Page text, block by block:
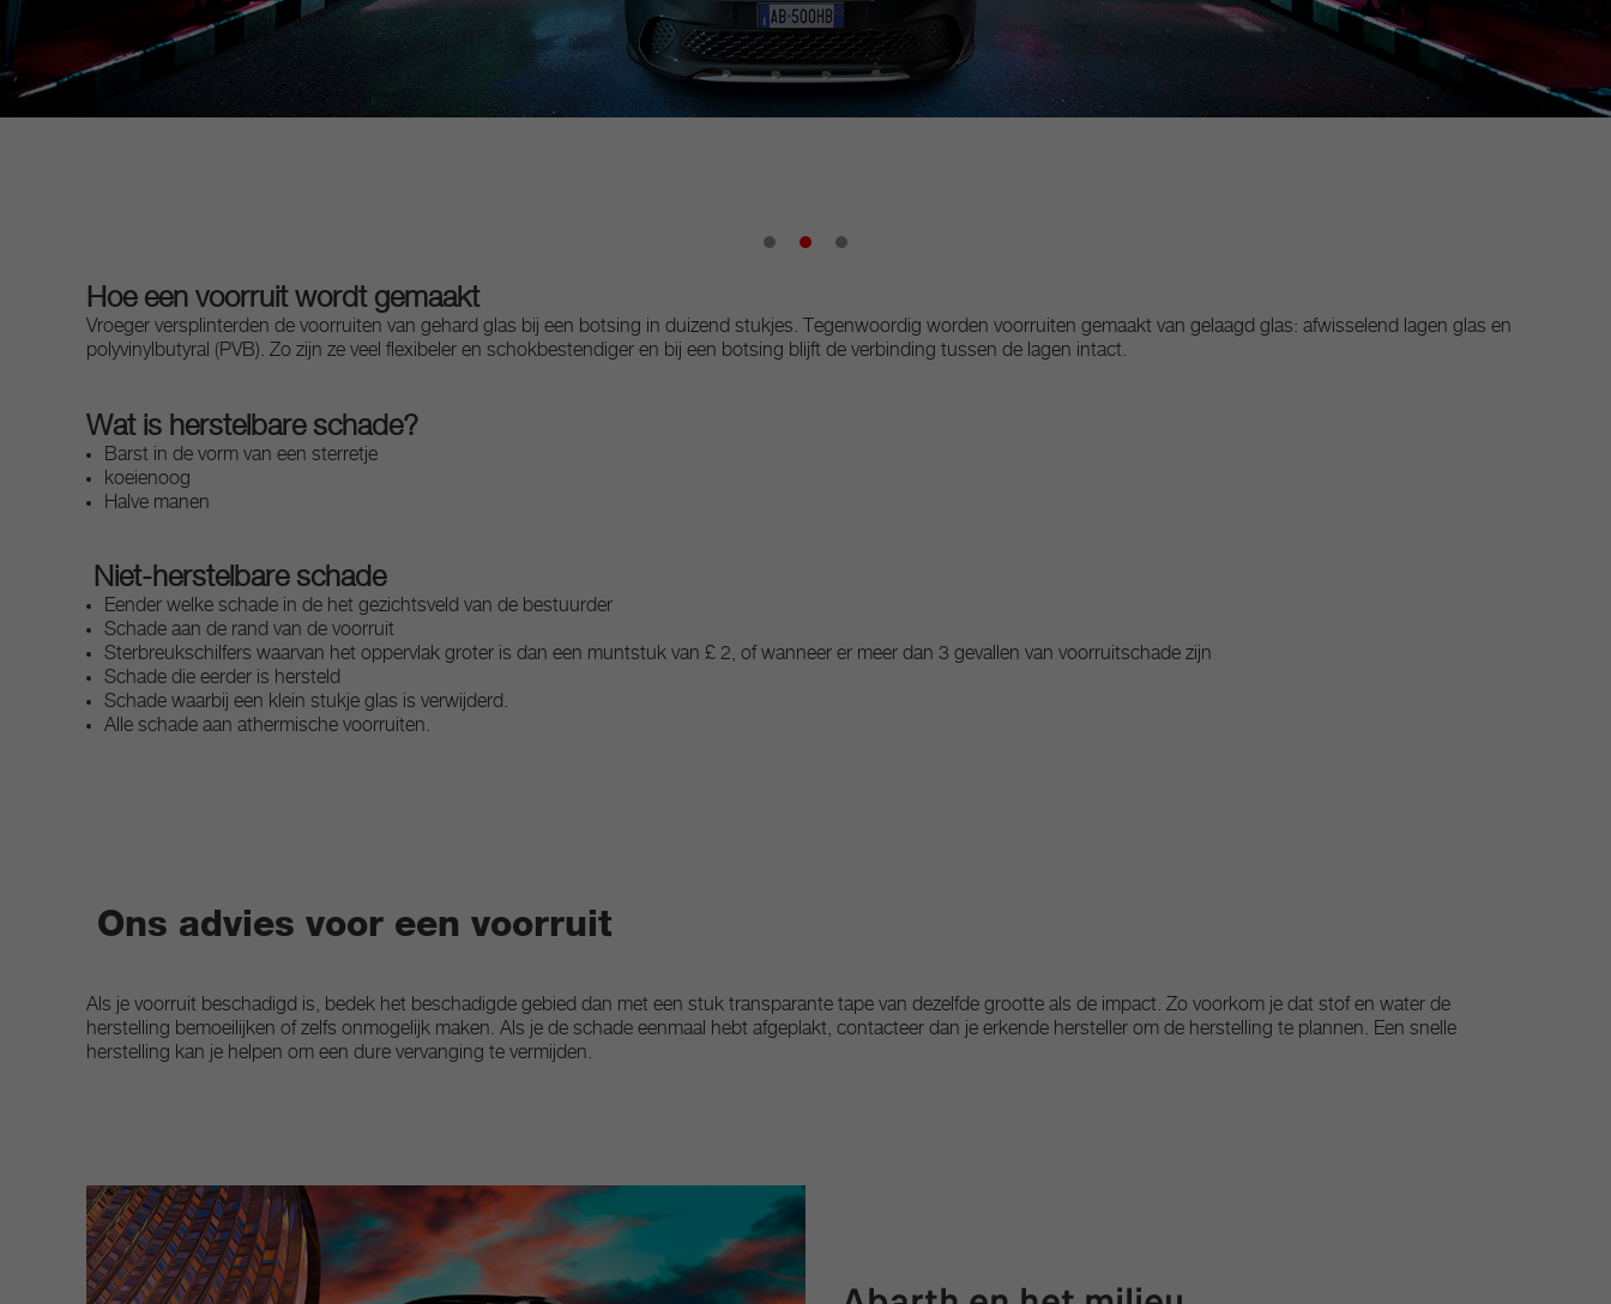
Hoe een voorruit wordt gemaakt
Vroeger versplinterden de voorruiten van gehard glas bij een botsing in duizend stukjes. Tegenwoordig worden voorruiten gemaakt van gelaagd glas: afwisselend lagen glas en
polyvinylbutyral (PVB). Zo zijn ze veel flexibeler en schokbestendiger en bij een botsing blijft de verbinding tussen de lagen intact.
Wat is herstelbare schade?
Barst in de vorm van een sterretje
koeienoog
Halve manen
Niet-herstelbare schade
Eender welke schade in de het gezichtsveld van de bestuurder
Schade aan de rand van de voorruit
Sterbreukschilfers waarvan het oppervlak groter is dan een muntstuk van £ 2, of wanneer er meer dan 3 gevallen van voorruitschade zijn
Schade die eerder is hersteld
Schade waarbij een klein stukje glas is verwijderd.
Alle schade aan athermische voorruiten.
Ons advies voor een voorruit
Als je voorruit beschadigd is, bedek het beschadigde gebied dan met een stuk transparante tape van dezelfde grootte als de impact. Zo voorkom je dat stof en water de
herstelling bemoeilijken of zelfs onmogelijk maken. Als je de schade eenmaal hebt afgeplakt, contacteer dan je erkende hersteller om de herstelling te plannen. Een snelle
herstelling kan je helpen om een dure vervanging te vermijden.